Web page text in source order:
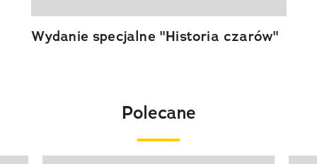
Wydanie specjalne "Historia czarów"
Polecane